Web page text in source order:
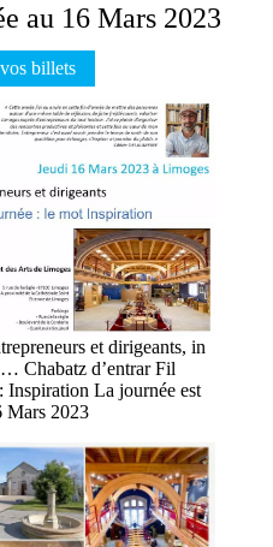
au 16 Mars 2023
billets
et dirigeants, in
Chabatz d’entrar Fil
Inspiration La journée est
Mars 2023